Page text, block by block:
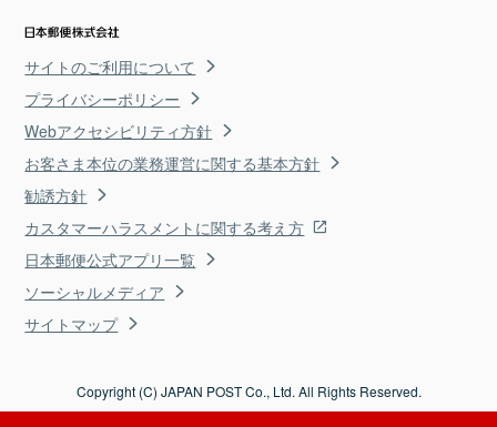
サイトのご利用について
プライバシーポリシー
Webアクセシビリティ方針
お客さま本位の業務運営に関する基本方針
勧誘方針
カスタマーハラスメントに関する考え方
日本郵便公式アプリ一覧
ソーシャルメディア
サイトマップ
Copyright (C) JAPAN POST Co., Ltd. All Rights Reserved.